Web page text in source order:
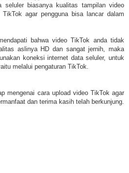
seluler biasanya kualitas tampilan video
agar pengguna bisa lancar dalam
bahwa video TikTok anda tidak
aslinya HD dan sangat jernih, maka
koneksi internet data seluler, untuk
melalui pengaturan TikTok.
mengenai cara upload video TikTok agar
dan terima kasih telah berkunjung.